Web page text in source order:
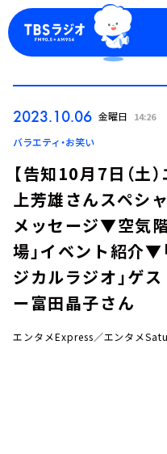
ログイン
今日の番組表
週間番組表
トピックス
2023.10.06 金曜日 14:26
バラエティ・お笑い
【告知10月7日（土
上芳雄さんスペシ
メッセージ▼空気階
場」イベント紹介▼
ジカルラジオ」ゲ
ー富田晶子さん
エンタメExpress／エンタメ